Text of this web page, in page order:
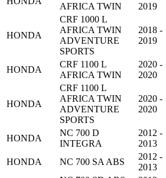
AFRICA TWIN
2019
HONDA
CRF 1000 L
AFRICA TWIN
ADVENTURE
SPORTS
2018 -
2019
HONDA
CRF 1100 L
AFRICA TWIN
2020 -
2020
HONDA
CRF 1100 L
AFRICA TWIN
ADVENTURE
SPORTS
2020 -
2020
HONDA
NC 700 D
INTEGRA
2012 -
2013
HONDA NC 700 SA ABS
2012 -
2013